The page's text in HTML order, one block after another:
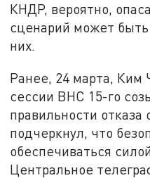
КНДР, вероятно,
сценарий может
них.
Ранее, 24 марта, Ким
сессии ВНС 15-го
правильности
подчеркнул, что
обеспечиваться
Центральное